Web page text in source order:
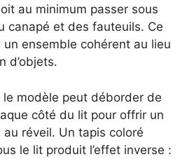
au minimum passer sous
canapé et des fauteuils. Ce
ensemble cohérent au lieu
d’objets.
le modèle peut déborder de
côté du lit pour offrir un
réveil. Un tapis coloré
le lit produit l’effet inverse :